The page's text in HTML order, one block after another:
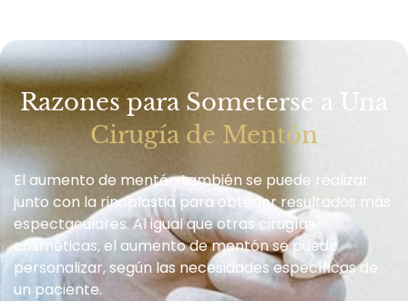
Razones para Someterse a Una
Cirugía de Mentón
El aumento de mentón también se puede realizar
junto con la rinoplastia para obtener resultados más
espectaculares. Al igual que otras cirugías
cosméticas, el aumento de mentón se puede
personalizar, según las necesidades específicas de
un paciente.